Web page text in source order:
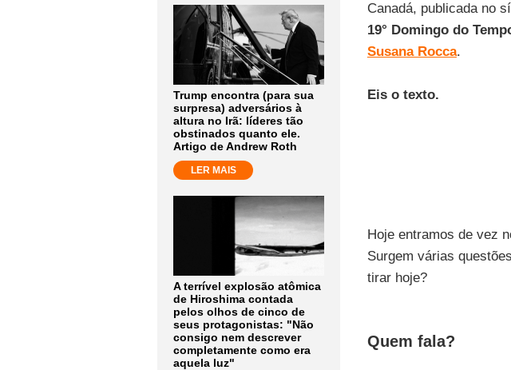
Trump encontra (para sua
surpresa) adversários à
altura no Irã: líderes tão
obstinados quanto ele.
Artigo de Andrew Roth
LER MAIS
A terrível explosão atômica
de Hiroshima contada
pelos olhos de cinco de
seus protagonistas: "Não
consigo nem descrever
completamente como era
aquela luz"
Canadá, publicada no
19° Domingo do
Susana Rocca.
Eis o texto.
Hoje entramos de vez
Surgem várias
tirar hoje?
Quem fala?